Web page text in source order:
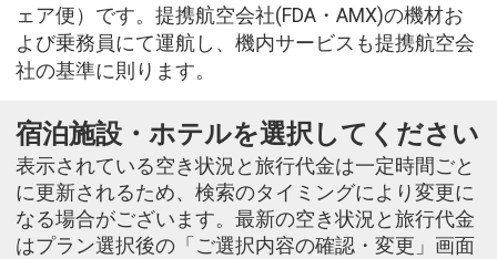
ェア便）です。提携航空会社(FDA・AMX)の機材お
よび乗務員にて運航し、機内サービスも提携航空会
社の基準に則ります。
宿泊施設・ホテルを選択してください
表示されている空き状況と旅行代金は一定時間ごと
に更新されるため、検索のタイミングにより変更に
なる場合がございます。最新の空き状況と旅行代金
はプラン選択後の「ご選択内容の確認・変更」画面